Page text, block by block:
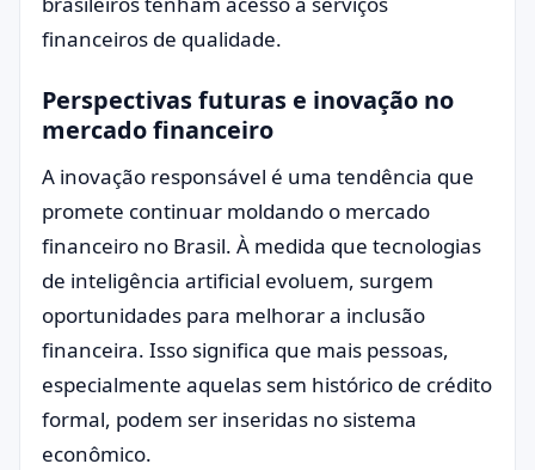
financeiros de qualidade.
Perspectivas futuras e inovação no
mercado financeiro
A inovação responsável é uma tendência que
promete continuar moldando o mercado
financeiro no Brasil. À medida que tecnologias
de inteligência artificial evoluem, surgem
oportunidades para melhorar a inclusão
financeira. Isso significa que mais pessoas,
especialmente aquelas sem histórico de crédito
formal, podem ser inseridas no sistema
econômico.